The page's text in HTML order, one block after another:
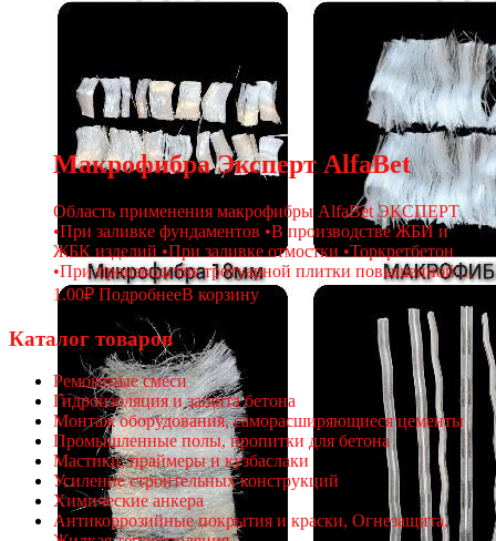
Макрофибра Эксперт AlfaBet
Область применения макрофибры AlfaBet ЭКСПЕРТ
•При заливке фундаментов •В производстве ЖБИ и
ЖБК изделий •При заливке отмостки •Торкретбетон
•При производстве тротуарной плитки повышенной ...
1.00₽ ПодробнееВ корзину
Каталог товаров
Ремонтные смеси
Гидроизоляция и защита бетона
Монтаж оборудования, саморасширяющиеся цементы
Промышленные полы, пропитки для бетона
Мастики, праймеры и кузбаслаки
Усиление строительных конструкций
Химические анкера
Антикоррозийные покрытия и краски, Огнезащита,